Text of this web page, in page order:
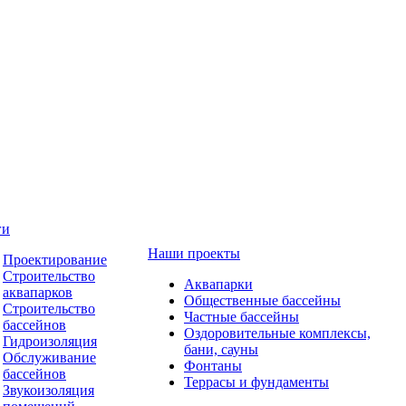
Проектирование
Строительство
аквапарков
Строительство
бассейнов
Гидроизоляция
Обслуживание
бассейнов
Звукоизоляция
Наши проекты
Аквапарки
Общественные бассейны
Частные бассейны
Оздоровительные комплексы,
бани, сауны
Фонтаны
Террасы и фундаменты